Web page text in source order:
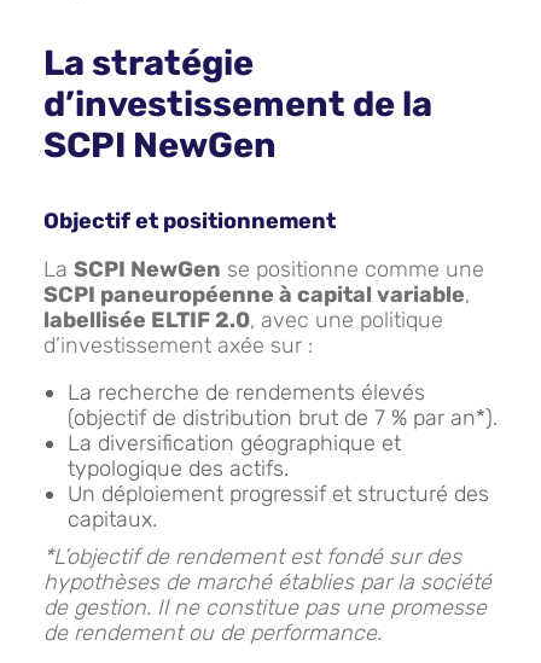
La stratégie
d’investissement de la
SCPI NewGen
Objectif et positionnement
La SCPI NewGen se positionne comme une
SCPI paneuropéenne à capital variable,
labellisée ELTIF 2.0, avec une politique
d’investissement axée sur :
La recherche de rendements élevés
(objectif de distribution brut de 7 % par an*).
La diversification géographique et
typologique des actifs.
Un déploiement progressif et structuré des
capitaux.
*L’objectif de rendement est fondé sur des
hypothèses de marché établies par la société
de gestion. Il ne constitue pas une promesse
de rendement ou de performance.